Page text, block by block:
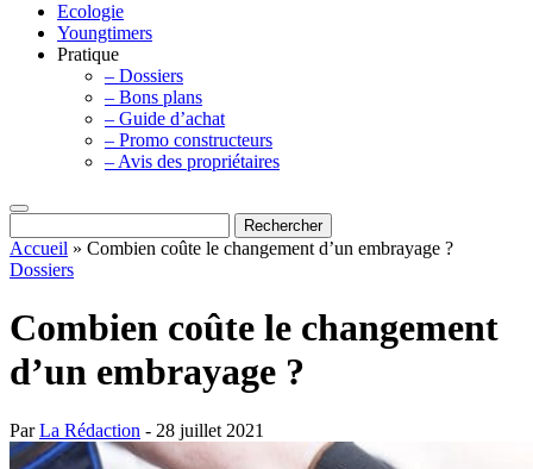
Ecologie
Youngtimers
Pratique
– Dossiers
– Bons plans
– Guide d’achat
– Promo constructeurs
– Avis des propriétaires
Accueil » Combien coûte le changement d’un embrayage ?
Dossiers
Combien coûte le changement
d’un embrayage ?
ParLa Rédaction - 28 juillet 2021